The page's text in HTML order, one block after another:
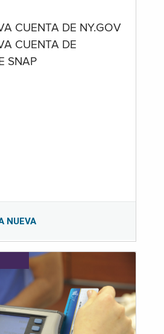
CUENTA DE NY.GOV
CUENTA DE
SNAP
NUEVA